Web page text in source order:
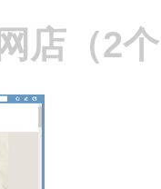
网店（2